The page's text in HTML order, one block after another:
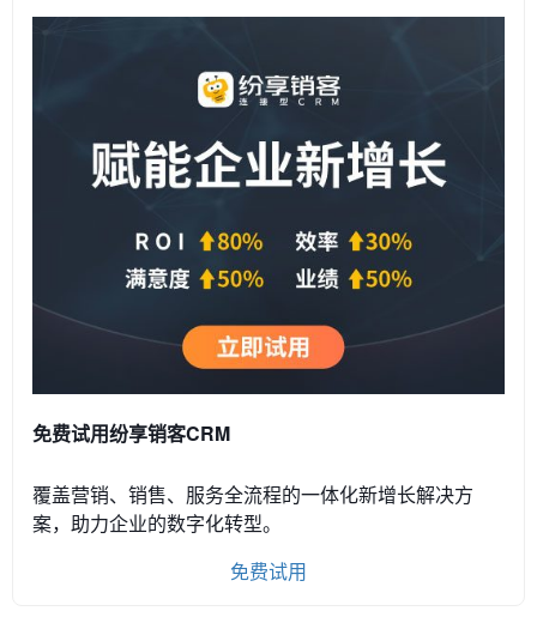
免费试用纷享销客CRM
覆盖营销、销售、服务全流程的一体化新增长解决方
案，助力企业的数字化转型。
免费试用